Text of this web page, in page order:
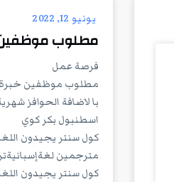
يونيو 12, 2022
مطلوب موظفين
فرصة عمل
مطلوب موظفين خبرة
با لاضافة الحوافز
اسطنبول بكر كوي
كول سنتر يجيدون
مترجمين
كول سنتر يجيدون